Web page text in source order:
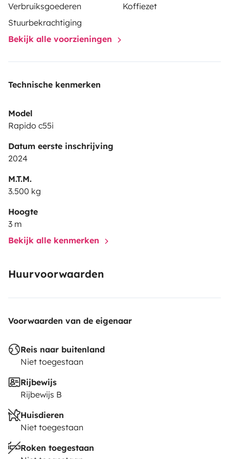
donne accès à des emplacements chez des éleveurs,
vignerons, artisans et fermes-auberges .
à nous contacter pour tout renseignements,
Verbruiksgoederen
Koffiezet
Stuurbekrachtiging
Bekijk alle voorzieningen
Technische kenmerken
Model
Rapido c55i
Datum eerste inschrijving
2024
M.T.M.
3.500 kg
Hoogte
3 m
Bekijk alle kenmerken
Huurvoorwaarden
Voorwaarden van de eigenaar
Reis naar buitenland
Niet toegestaan
Rijbewijs
Rijbewijs B
Huisdieren
Niet toegestaan
Roken toegestaan